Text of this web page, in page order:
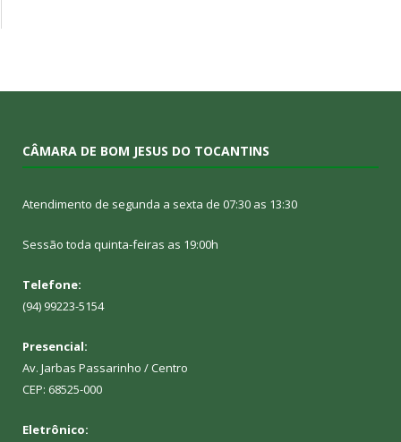
CÂMARA DE BOM JESUS DO TOCANTINS
Atendimento de segunda a sexta de 07:30 as 13:30
Sessão toda quinta-feiras as 19:00h
Telefone:
(94) 99223-5154
Presencial:
Av. Jarbas Passarinho / Centro
CEP: 68525-000
Eletrônico: